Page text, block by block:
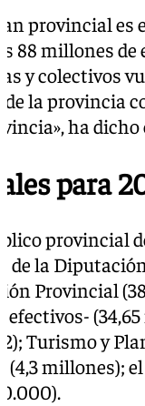
provincial es
88 millones
y colectivos
de la provincia
ha
para
provincial
de la
Provincial
efectivos-
Turismo y
(4,3